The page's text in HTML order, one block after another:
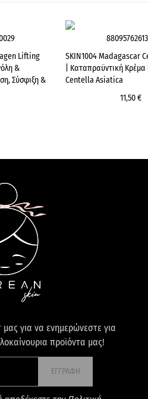
Lifting
&
Σύσφιξη &
SKIN1004 Madagascar
| Καταπραϋντική
Centella Asiatica
11,50 €
για να ενημερώνεστε για
προϊόντα μας!
ΕΓΓΡΑΦΗ